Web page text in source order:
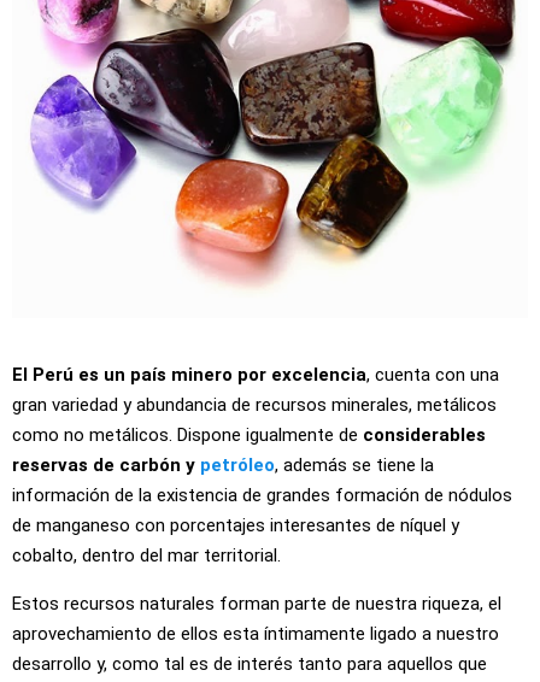
El Perú es un país minero por excelencia, cuenta con una
gran variedad y abundancia de recursos minerales, metálicos
como no metálicos. Dispone igualmente de considerables
reservas de carbón y petróleo, además se tiene la
información de la existencia de grandes formación de nódulos
de manganeso con porcentajes interesantes de níquel y
cobalto, dentro del mar territorial.
Estos recursos naturales forman parte de nuestra riqueza, el
aprovechamiento de ellos esta íntimamente ligado a nuestro
desarrollo y, como tal es de interés tanto para aquellos que